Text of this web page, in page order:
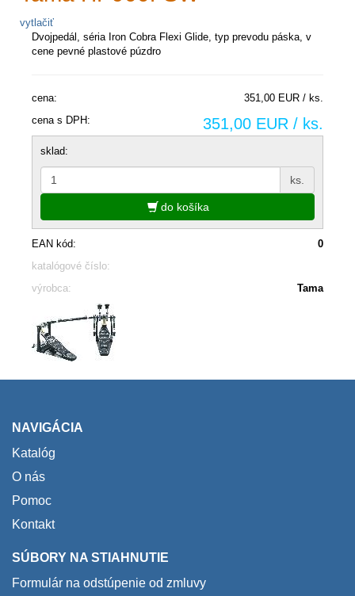
vytlačiť
Dvojpedál, séria Iron Cobra Flexi Glide, typ prevodu páska, v
cene pevné plastové púzdro
cena:
351,00 EUR / ks.
cena s DPH:
351,00 EUR / ks.
sklad:
ks.
do košíka
EAN kód:
0
katalógové číslo:
výrobca:
Tama
NAVIGÁCIA
Katalóg
O nás
Pomoc
Kontakt
SÚBORY NA STIAHNUTIE
Formulár na odstúpenie od zmluvy